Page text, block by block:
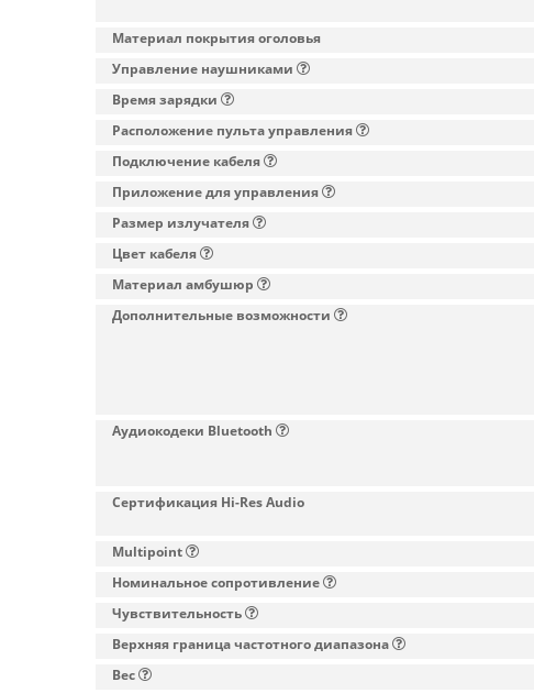
Материал покрытия оголовья
Управление наушниками
Время зарядки
Расположение пульта управления
Подключение кабеля
Приложение для управления
Размер излучателя
Цвет кабеля
Материал амбушюр
Дополнительные возможности
Аудиокодеки Bluetooth
Сертификация Hi-Res Audio
Multipoint
Номинальное сопротивление
Чувствительность
Верхняя граница частотного диапазона
Вес